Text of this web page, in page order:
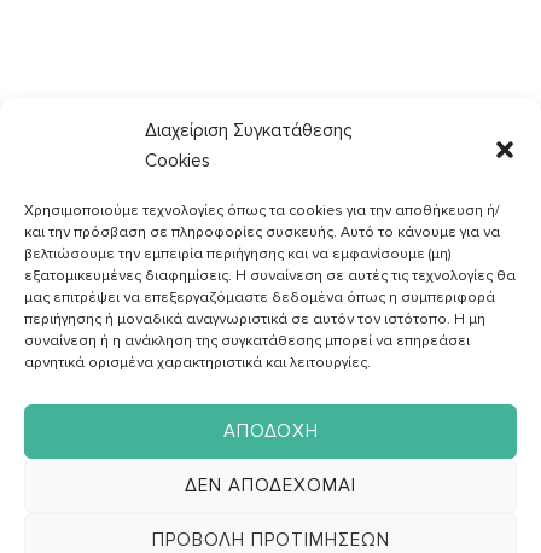
Διαχείριση Συγκατάθεσης
Cookies
Χρησιμοποιούμε τεχνολογίες όπως τα cookies για την αποθήκευση ή/
και την πρόσβαση σε πληροφορίες συσκευής. Αυτό το κάνουμε για να
βελτιώσουμε την εμπειρία περιήγησης και να εμφανίσουμε (μη)
εξατομικευμένες διαφημίσεις. Η συναίνεση σε αυτές τις τεχνολογίες θα
μας επιτρέψει να επεξεργαζόμαστε δεδομένα όπως η συμπεριφορά
περιήγησης ή μοναδικά αναγνωριστικά σε αυτόν τον ιστότοπο. Η μη
συναίνεση ή η ανάκληση της συγκατάθεσης μπορεί να επηρεάσει
αρνητικά ορισμένα χαρακτηριστικά και λειτουργίες.
ΑΠΟΔΟΧΉ
ΔΕΝ ΑΠΟΔΈΧΟΜΑΙ
ΠΡΟΒΟΛΉ ΠΡΟΤΙΜΉΣΕΩΝ
Διαιτολόγος - Διατροφολόγος
03